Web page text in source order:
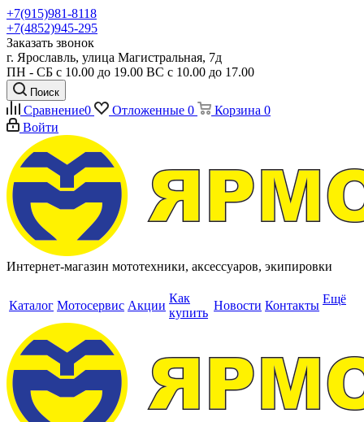
+7(915)981-8118
+7(4852)945-295
Заказать звонок
г. Ярославль, улица Магистральная, 7д
ПН - СБ с 10.00 до 19.00 ВС с 10.00 до 17.00
Поиск
Сравнение0 Отложенные 0 Корзина 0
Войти
Интернет-магазин мототехники, аксессуаров, экипировки
Каталог Мотосервис Акции
Как
купить
Новости Контакты Ещё